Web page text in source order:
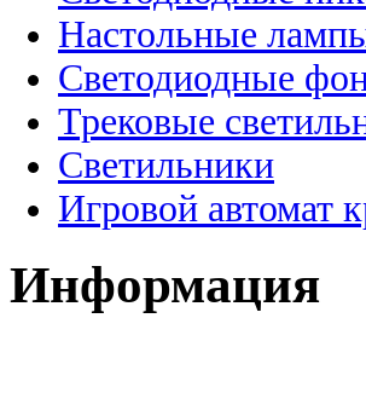
Настольные
Светодиодные
Трековые
Светильники
Игровой автомат
Информация